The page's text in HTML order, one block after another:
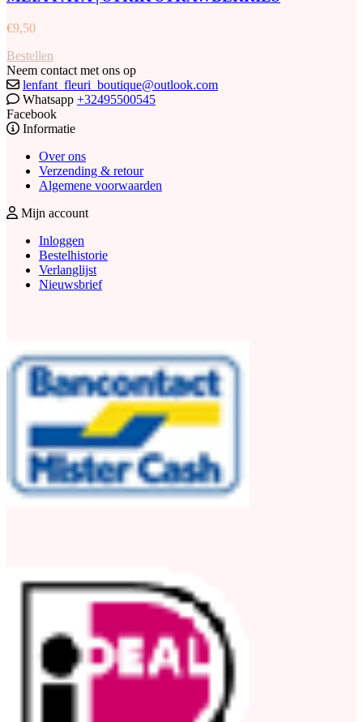
€9,50
Bestellen
Neem contact met ons op
lenfant_fleuri_boutique@outlook.com
Whatsapp +32495500545
Facebook
Informatie
Over ons
Verzending & retour
Algemene voorwaarden
Mijn account
Inloggen
Bestelhistorie
Verlanglijst
Nieuwsbrief